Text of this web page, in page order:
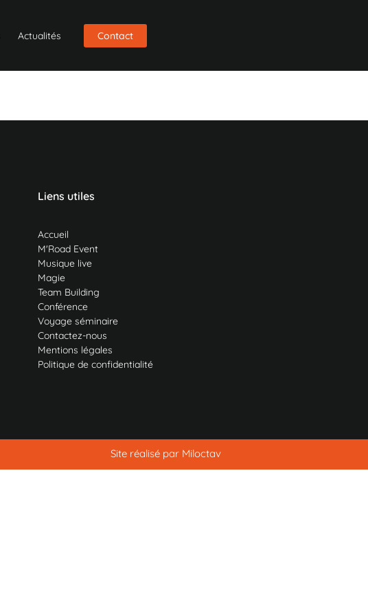
Actualités Contact
Liens utiles
Accueil
M'Road Event
Musique live
Magie
Team Building
Conférence
Voyage séminaire
Contactez-nous
Mentions légales
Politique de confidentialité
Site réalisé par Miloctav